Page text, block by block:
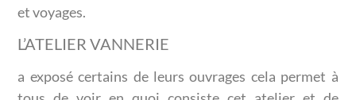
et voyages.
L’ATELIER VANNERIE
a exposé certains de leurs ouvrages cela permet à